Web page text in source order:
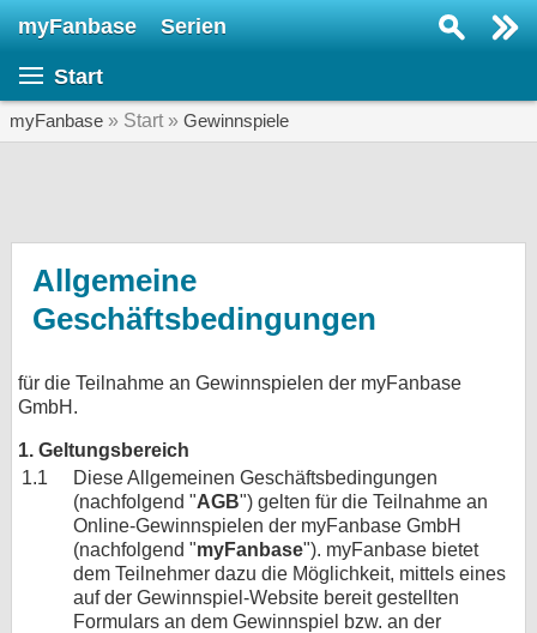
myFanbase Serien
Start
myFanbase » Start » Gewinnspiele
Allgemeine
Geschäftsbedingungen
für die Teilnahme an Gewinnspielen der myFanbase
GmbH.
1. Geltungsbereich
1.1
Diese Allgemeinen Geschäftsbedingungen
(nachfolgend "AGB") gelten für die Teilnahme an
Online-Gewinnspielen der myFanbase GmbH
(nachfolgend "myFanbase"). myFanbase bietet
dem Teilnehmer dazu die Möglichkeit, mittels eines
auf der Gewinnspiel-Website bereit gestellten
Formulars an dem Gewinnspiel bzw. an der
SERIEN
Veranstaltungen
Specials
Gewinnspiele
Forum
bei X
bei Facebook